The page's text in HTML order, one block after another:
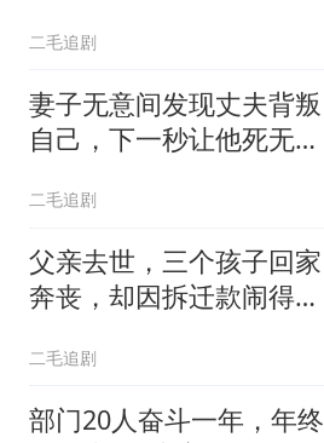
二毛追剧
妻子无意间发现丈夫背叛
自己，下一秒让他死无葬
二毛追剧
父亲去世，三个孩子回家
奔丧，却因拆迁款闹得死
二毛追剧
部门20人奋斗一年，年终